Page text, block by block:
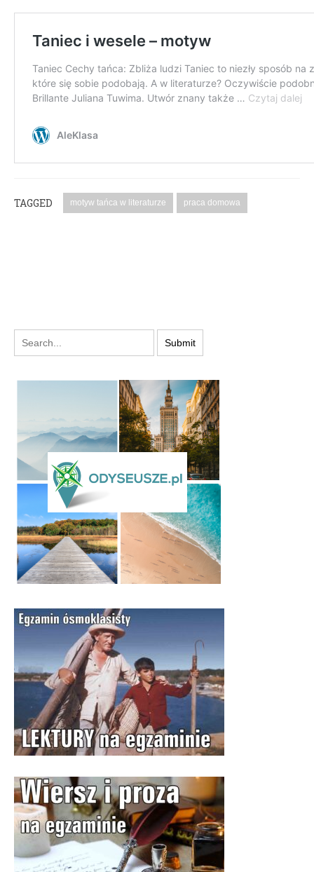
TAGGED motyw tańca w literaturze praca domowa